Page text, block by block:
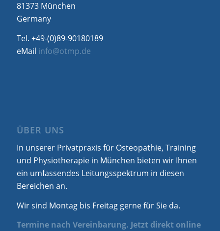
81373 München
Germany
Tel. +49-(0)89-90180189
eMail info@otmp.de
ÜBER UNS
In unserer Privatpraxis für Osteopathie, Training
und Physiotherapie in München bieten wir Ihnen
ein umfassendes Leitungsspektrum in diesen
Bereichen an.
Wir sind Montag bis Freitag gerne für Sie da.
Termine nach Vereinbarung. Jetzt direkt online